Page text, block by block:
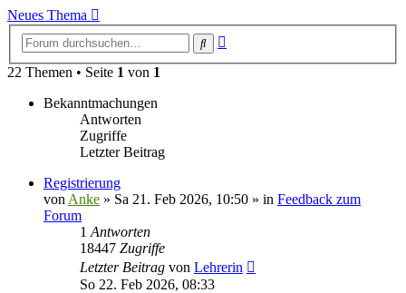
Neues Thema
Suche
22 Themen • Seite 1 von 1
Bekanntmachungen
Antworten
Zugriffe
Letzter Beitrag
Registrierung
von Anke » Sa 21. Feb 2026, 10:50 » in Feedback zum
Forum
1 Antworten
18447 Zugriffe
Letzter Beitrag von Lehrerin
So 22. Feb 2026, 08:33